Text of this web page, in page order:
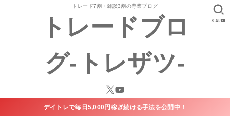
トレード7割・雑談3割の専業ブログ
トレードブロ
グ-トレザツ-
SEARCH
デイトレで毎日5,000円稼ぎ続ける手法を公開中！